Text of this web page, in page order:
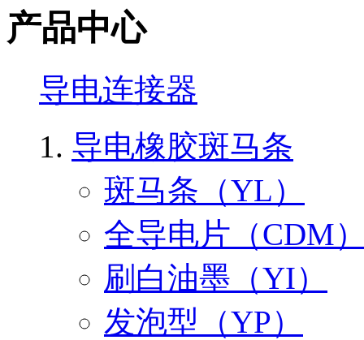
产品中心
导电连接器
导电橡胶斑马条
斑马条（YL）
全导电片（CDM
刷白油墨（YI）
发泡型（YP）